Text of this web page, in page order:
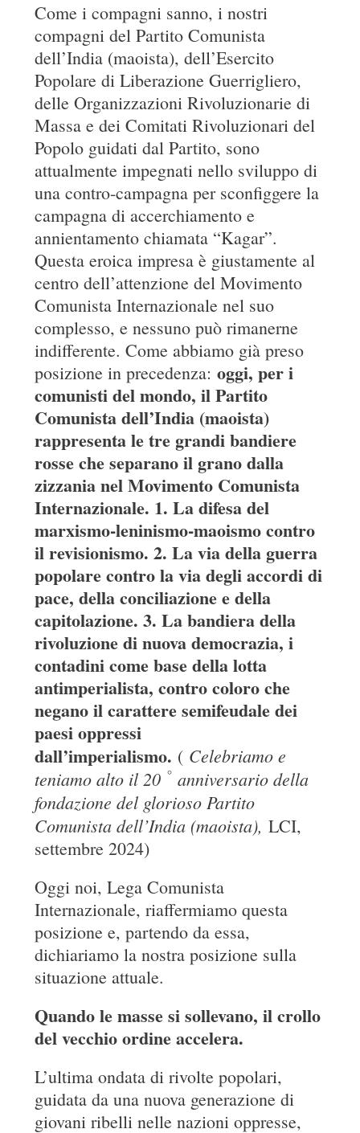
Come i compagni sanno, i nostri
compagni del Partito Comunista
dell’India (maoista), dell’Esercito
Popolare di Liberazione Guerrigliero,
delle Organizzazioni Rivoluzionarie di
Massa e dei Comitati Rivoluzionari del
Popolo guidati dal Partito, sono
attualmente impegnati nello sviluppo di
una contro-campagna per sconfiggere la
campagna di accerchiamento e
annientamento chiamata “Kagar”.
Questa eroica impresa è giustamente al
centro dell’attenzione del Movimento
Comunista Internazionale nel suo
complesso, e nessuno può rimanerne
indifferente. Come abbiamo già preso
posizione in precedenza:oggi, per i
comunisti del mondo, il Partito
Comunista dell’India (maoista)
rappresenta le tre grandi bandiere
rosse che separano il grano dalla
zizzania nel Movimento Comunista
Internazionale. 1. La difesa del
marxismo-leninismo-maoismo contro
il revisionismo. 2. La via della guerra
popolare contro la via degli accordi di
pace, della conciliazione e della
capitolazione. 3. La bandiera della
rivoluzione di nuova democrazia, i
contadini come base della lotta
antimperialista, contro coloro che
negano il carattere semifeudale dei
paesi oppressi
dall’imperialismo. ( Celebriamo e
teniamo alto il 20 ° anniversario della
fondazione del glorioso Partito
Comunista dell’India (maoista), LCI,
settembre 2024)
Oggi noi, Lega Comunista
Internazionale, riaffermiamo questa
posizione e, partendo da essa,
dichiariamo la nostra posizione sulla
situazione attuale.
Quando le masse si sollevano, il crollo
del vecchio ordine accelera.
L’ultima ondata di rivolte popolari,
guidata da una nuova generazione di
giovani ribelli nelle nazioni oppresse,